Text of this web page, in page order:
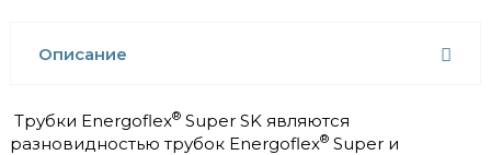
Описание
Трубки Energoflex® Super SK являются
разновидностью трубок Energoflex® Super и